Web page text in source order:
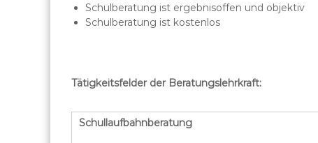
Schulberatung ist ergebnisoffen und objektiv
Schulberatung ist kostenlos
Tätigkeitsfelder der Beratungslehrkraft:
Schullaufbahnberatung